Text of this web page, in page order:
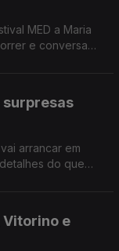
MED a Maria
e conversa
surpresas
arrancar em
do que
Vitorino e